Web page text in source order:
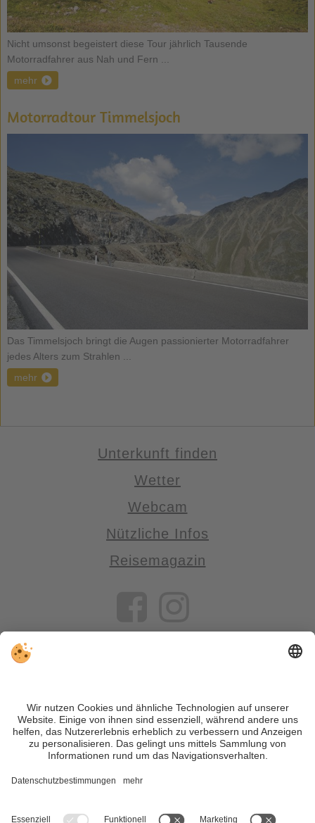
Nicht umsonst begeistert diese Tour jährlich Tausende
Motorradfahrer aus Nah und Fern ...
mehr
Motorradtour Timmelsjoch
Das Timmelsjoch bringt die Augen passionierter Motorradfahrer
jedes Alters zum Strahlen ...
mehr
Unterkunft finden
Wetter
Webcam
Nützliche Infos
Reisemagazin
VIVOSüdtirol ist das Reiseportal für alle, die Südtirol nicht nur
besuchen, sondern wirklich erleben wollen – inklusive Tipps,
tollen Unterkünften und Angeboten.
Trotz genauer Arbeit und ständigem Aktualisieren der Inhalte,